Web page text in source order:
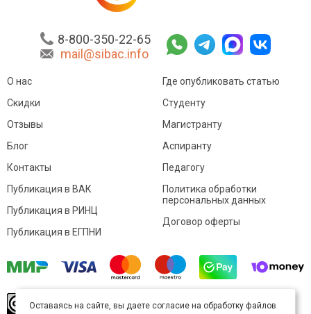
8-800-350-22-65
mail@sibac.info
О нас
Скидки
Отзывы
Блог
Контакты
Где опубликовать статью
Студенту
Магистранту
Аспиранту
Педагогу
Публикация в ВАК
Публикация в РИНЦ
Публикация в ЕГПНИ
Политика обработки
персональных данных
Договор оферты
произведение доступно полицензии Creative
Оставаясь на сайте, вы даете согласие на обработку файлов